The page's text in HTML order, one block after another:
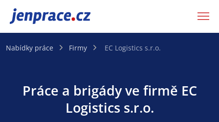
JenPráce.cz
Nabídky práce Firmy EC Logistics s.r.o.
Práce a brigády ve firmě EC
Logistics s.r.o.